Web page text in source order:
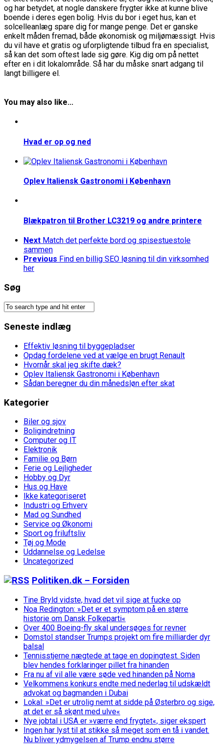
og har betydet, at nogle danskere frygter ikke at kunne blive
boende i deres egen bolig. Hvis du bor i eget hus, kan et
solcelleanlæg spare dig for mange penge. Det er ganske
enkelt måden fremad, både økonomisk og miljømæssigt. Hvis
du vil have et gratis og uforpligtende tilbud fra en specialist,
så kan det som oftest lade sig gøre. Kig dig om på nettet
efter en i dit lokalområde. Så har du måske snart adgang til
langt billigere el.
You may also like...
Hvad er op og ned
Oplev Italiensk Gastronomi i København
Blækpatron til Brother LC3219 og andre printere
Next Match det perfekte bord og spisestuestole
sammen
Previous Find en billig SEO løsning til din virksomhed
her
Søg
Seneste indlæg
Effektiv løsning til byggepladser
Opdag fordelene ved at vælge en brugt Renault
Hvornår skal jeg skifte dæk?
Oplev Italiensk Gastronomi i København
Sådan beregner du din månedsløn efter skat
Kategorier
Biler og sjov
Boligindretning
Computer og IT
Elektronik
Familie og Børn
Ferie og Lejligheder
Hobby og Dyr
Hus og Have
Ikke kategoriseret
Industri og Erhverv
Mad og Sundhed
Service og Økonomi
Sport og friluftsliv
Tøj og Mode
Uddannelse og Ledelse
Uncategorized
Politiken.dk – Forsiden
Tine Bryld vidste, hvad det vil sige at fucke op
Noa Redington: »Det er et symptom på en større
historie om Dansk Folkeparti«
Over 400 Boeing-fly skal undersøges for revner
Domstol standser Trumps projekt om fire milliarder dyr
balsal
Tennisstjerne nægtede at tage en dopingtest. Siden
blev hendes forklaringer pillet fra hinanden
Fra nu af vil alle være søde ved hinanden på Noma
Velkommens konkurs endte med nederlag til udskældt
advokat og bagmanden i Dubai
Lokal: »Det er utrolig nemt at sidde på Østerbro og sige,
at det er så skønt med ulve«
Nye jobtal i USA er »værre end frygtet«, siger ekspert
Ingen har lyst til at stikke så meget som en tå i vandet.
Nu bliver ydmygelsen af Trump endnu større